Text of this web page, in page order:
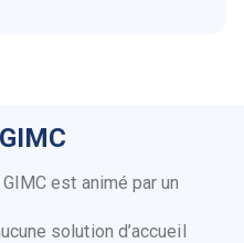
est animé par un
solution d’accueil